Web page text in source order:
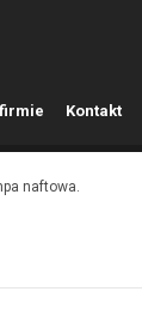
firmie Kontakt
naftowa.